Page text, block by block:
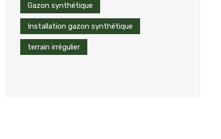
Gazon synthétique
Installation gazon synthétique
terrain irrégulier